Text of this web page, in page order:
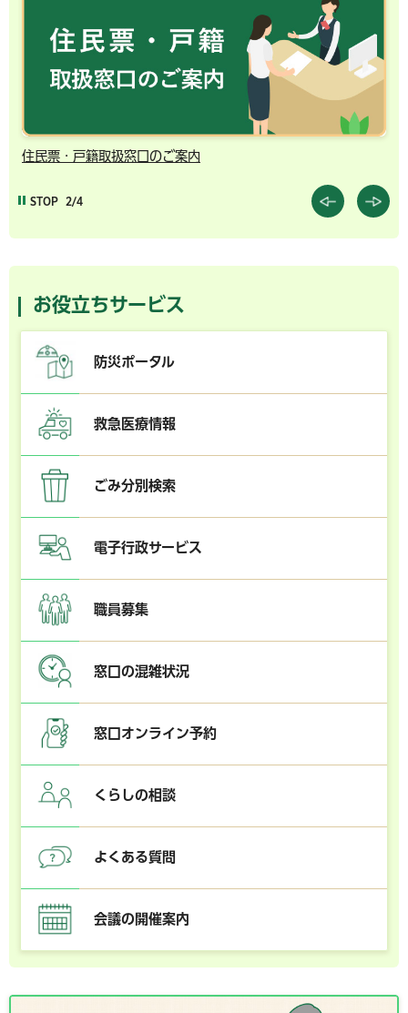
住民票・戸籍取扱窓口のご案内
STOP 2/4
お役立ちサービス
防災ポータル
救急医療情報
ごみ分別検索
電子行政サービス
職員募集
窓口の混雑状況
窓口オンライン予約
くらしの相談
よくある質問
会議の開催案内